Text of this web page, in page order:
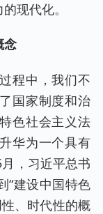
现代化。
念
程中，我们不
国家制度和治
色社会主义法
华为一个具有
，习近平总书
“建设中国特色
、时代性的概